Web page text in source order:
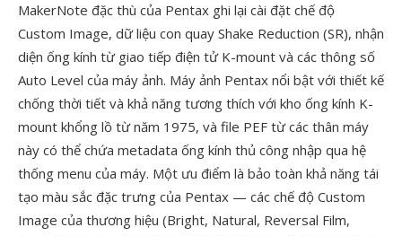
MakerNote đặc thù của Pentax ghi lại cài đặt chế độ
Custom Image, dữ liệu con quay Shake Reduction (SR), nhận
diện ống kính từ giao tiếp điện tử K-mount và các thông số
Auto Level của máy ảnh. Máy ảnh Pentax nổi bật với thiết kế
chống thời tiết và khả năng tương thích với kho ống kính K-
mount khổng lồ từ năm 1975, và file PEF từ các thân máy
này có thể chứa metadata ống kính thủ công nhập qua hệ
thống menu của máy. Một ưu điểm là bảo toàn khả năng tái
tạo màu sắc đặc trưng của Pentax — các chế độ Custom
Image của thương hiệu (Bright, Natural, Reversal Film,